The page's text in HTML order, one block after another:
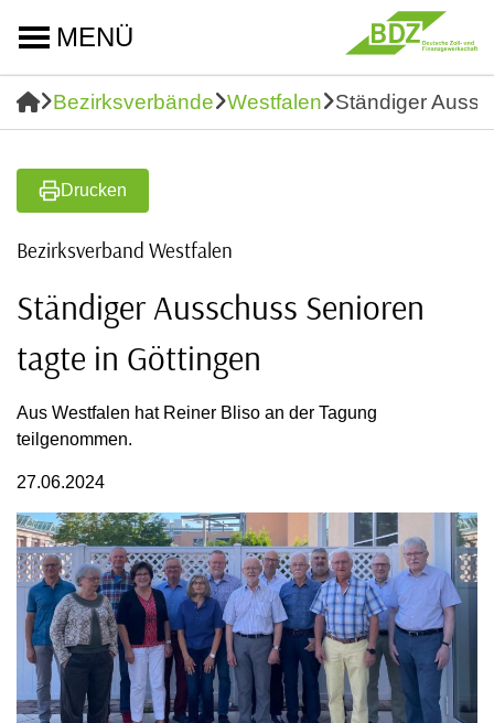
MENÜ
Bezirksverbände Westfalen Ständiger
Drucken
Bezirksverband Westfalen
Ständiger Ausschuss Senioren
tagte in Göttingen
Aus Westfalen hat Reiner Bliso an der Tagung
teilgenommen.
27.06.2024